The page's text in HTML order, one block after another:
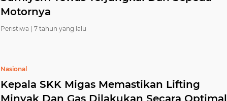
Motornya
Peristiwa | 7 tahun yang lalu
Nasional
Kepala SKK Migas Memastikan Lifting
Minyak Dan Gas Dilakukan Secara Optimal